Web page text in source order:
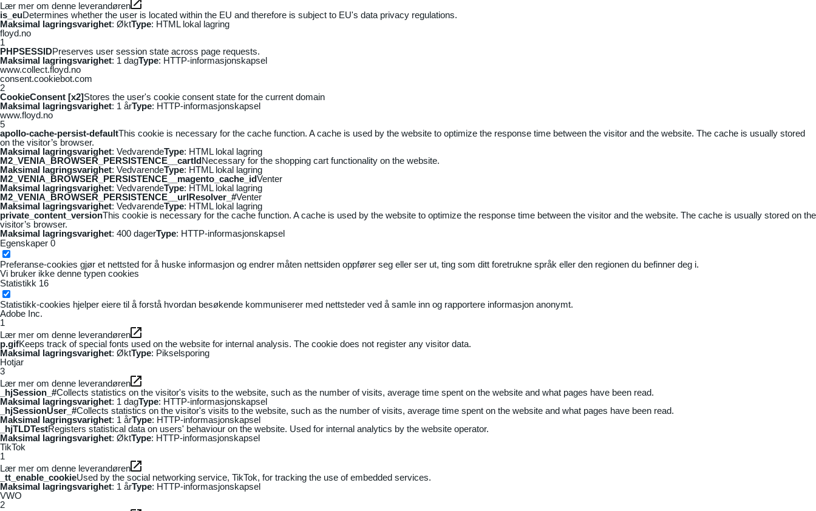
Lær mer om denne leverandøren
is_euDetermines whether the user is located within the EU and therefore is subject to EU's data privacy regulations.
Maksimal lagringsvarighet: ØktType: HTML lokal lagring
floyd.no
1
PHPSESSIDPreserves user session state across page requests.
Maksimal lagringsvarighet: 1 dagType: HTTP-informasjonskapsel
www.collect.floyd.no
consent.cookiebot.com
2
CookieConsent [x2]Stores the user's cookie consent state for the current domain
Maksimal lagringsvarighet: 1 årType: HTTP-informasjonskapsel
www.floyd.no
5
apollo-cache-persist-defaultThis cookie is necessary for the cache function. A cache is used by the website to optimize the response time between the visitor and the website. The cache is usually stored
on the visitor’s browser.
Maksimal lagringsvarighet: VedvarendeType: HTML lokal lagring
M2_VENIA_BROWSER_PERSISTENCE__cartIdNecessary for the shopping cart functionality on the website.
Maksimal lagringsvarighet: VedvarendeType: HTML lokal lagring
M2_VENIA_BROWSER_PERSISTENCE__magento_cache_idVenter
Maksimal lagringsvarighet: VedvarendeType: HTML lokal lagring
M2_VENIA_BROWSER_PERSISTENCE__urlResolver_#Venter
Maksimal lagringsvarighet: VedvarendeType: HTML lokal lagring
private_content_versionThis cookie is necessary for the cache function. A cache is used by the website to optimize the response time between the visitor and the website. The cache is usually stored on the
visitor’s browser.
Maksimal lagringsvarighet: 400 dagerType: HTTP-informasjonskapsel
Egenskaper 0
Preferanse-cookies gjør et nettsted for å huske informasjon og endrer måten nettsiden oppfører seg eller ser ut, ting som ditt foretrukne språk eller den regionen du befinner deg i.
Vi bruker ikke denne typen cookies
Statistikk 16
Statistikk-cookies hjelper eiere til å forstå hvordan besøkende kommuniserer med nettsteder ved å samle inn og rapportere informasjon anonymt.
Adobe Inc.
1
Lær mer om denne leverandøren
p.gifKeeps track of special fonts used on the website for internal analysis. The cookie does not register any visitor data.
Maksimal lagringsvarighet: ØktType: Pikselsporing
Hotjar
3
Lær mer om denne leverandøren
_hjSession_#Collects statistics on the visitor's visits to the website, such as the number of visits, average time spent on the website and what pages have been read.
Maksimal lagringsvarighet: 1 dagType: HTTP-informasjonskapsel
_hjSessionUser_#Collects statistics on the visitor's visits to the website, such as the number of visits, average time spent on the website and what pages have been read.
Maksimal lagringsvarighet: 1 årType: HTTP-informasjonskapsel
_hjTLDTestRegisters statistical data on users' behaviour on the website. Used for internal analytics by the website operator.
Maksimal lagringsvarighet: ØktType: HTTP-informasjonskapsel
TikTok
1
Lær mer om denne leverandøren
_tt_enable_cookieUsed by the social networking service, TikTok, for tracking the use of embedded services.
Maksimal lagringsvarighet: 1 årType: HTTP-informasjonskapsel
VWO
2